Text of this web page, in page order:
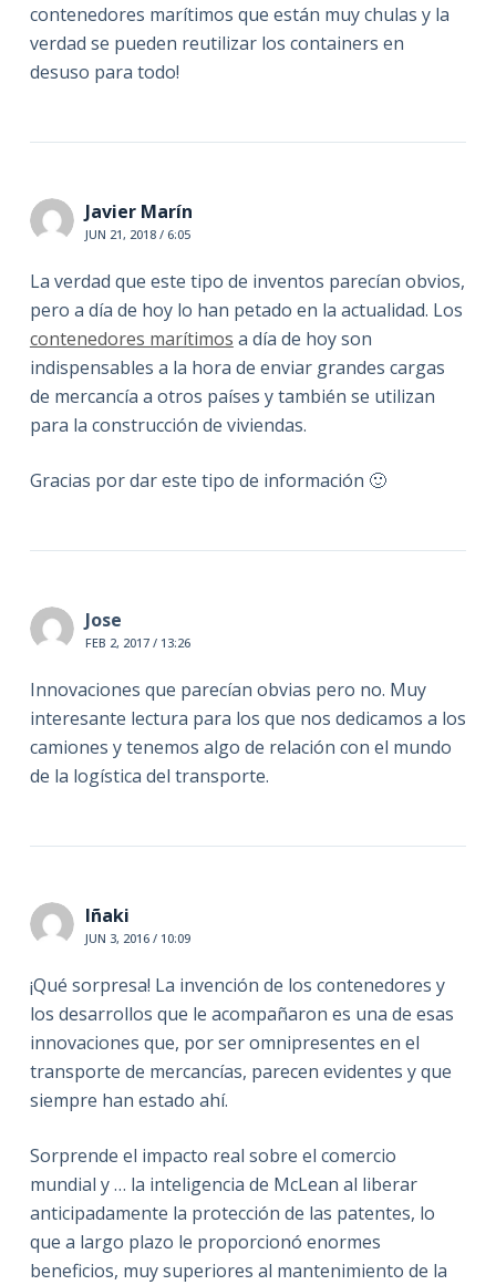
contenedores marítimos que están muy chulas y la
verdad se pueden reutilizar los containers en
desuso para todo!
Javier Marín
JUN 21, 2018 / 6:05
La verdad que este tipo de inventos parecían obvios,
pero a día de hoy lo han petado en la actualidad. Los
contenedores marítimos a día de hoy son
indispensables a la hora de enviar grandes cargas
de mercancía a otros países y también se utilizan
para la construcción de viviendas.
Gracias por dar este tipo de información 🙂
Jose
FEB 2, 2017 / 13:26
Innovaciones que parecían obvias pero no. Muy
interesante lectura para los que nos dedicamos a los
camiones y tenemos algo de relación con el mundo
de la logística del transporte.
Iñaki
JUN 3, 2016 / 10:09
¡Qué sorpresa! La invención de los contenedores y
los desarrollos que le acompañaron es una de esas
innovaciones que, por ser omnipresentes en el
transporte de mercancías, parecen evidentes y que
siempre han estado ahí.
Sorprende el impacto real sobre el comercio
mundial y … la inteligencia de McLean al liberar
anticipadamente la protección de las patentes, lo
que a largo plazo le proporcionó enormes
beneficios, muy superiores al mantenimiento de la